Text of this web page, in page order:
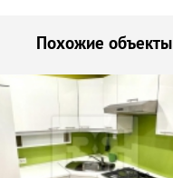
Похожие объекты